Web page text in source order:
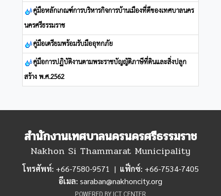
คู่มือหลักเกณฑ์การบริหารกิจการบ้านเมืองที่ดีของเทศบาลนคร
นครศรีธรรมราช
คู่มือเตรียมพร้อมรับมืออุทกภัย
คู่มือการปฏิบัติงานตามพระราชบัญญัติภาษีที่ดินและสิ่งปลูก
สร้าง พ.ศ.2562
สำนักงานเทศบาลนครนครศรีธรรมราช
Nakhon Si Thammarat Municipality
โทรศัพท์: +66-7580-9571 | แฟ็กซ์: +66-7534-7405
อีเมล: saraban@nakhoncity.org
POWERED BY ICT CENTER